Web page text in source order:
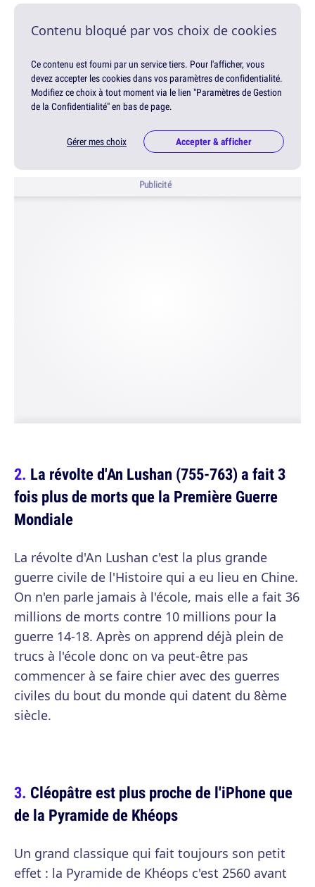
Contenu bloqué par vos choix de cookies
Ce contenu est fourni par un service tiers. Pour l'afficher, vous
devez accepter les cookies dans vos paramètres de confidentialité.
Modifiez ce choix à tout moment via le lien "Paramètres de Gestion
de la Confidentialité" en bas de page.
Gérer mes choix Accepter & afficher
Publicité
La révolte d'An Lushan (755-763) a fait 3
fois plus de morts que la Première Guerre
Mondiale
La révolte d'An Lushan c'est la plus grande
guerre civile de l'Histoire qui a eu lieu en Chine.
On n'en parle jamais à l'école, mais elle a fait 36
millions de morts contre 10 millions pour la
guerre 14-18. Après on apprend déjà plein de
trucs à l'école donc on va peut-être pas
commencer à se faire chier avec des guerres
civiles du bout du monde qui datent du 8ème
siècle.
Cléopâtre est plus proche de l'iPhone que
de la Pyramide de Khéops
Un grand classique qui fait toujours son petit
effet : la Pyramide de Khéops c'est 2560 avant